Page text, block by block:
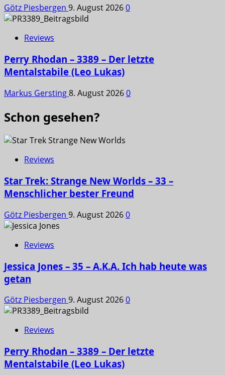
Götz Piesbergen 9. August 20260
Reviews
Perry Rhodan – 3389 – Der letzte
Mentalstabile (Leo Lukas)
Markus Gersting8. August 20260
Schon gesehen?
Reviews
Star Trek: Strange New Worlds – 33 –
Menschlicher bester Freund
Götz Piesbergen 9. August 20260
Reviews
Jessica Jones – 35 – A.K.A. Ich hab heute was
getan
Götz Piesbergen 9. August 20260
Reviews
Perry Rhodan – 3389 – Der letzte
Mentalstabile (Leo Lukas)